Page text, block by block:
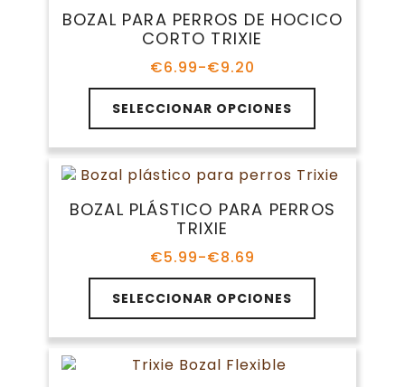
opciones
elegir
la
página
producto
BOZAL PARA PERROS DE HOCICO
CORTO TRIXIE
€6.99-€9.20
Rango
de
precios:
desde
€6.99
hasta
€9.20
SELECCIONAR OPCIONES
Este
producto
tiene
múltiples
variantes.
opciones
elegir
la
página
producto
BOZAL PLÁSTICO PARA PERROS
TRIXIE
€5.99-€8.69
Rango
de
precios:
desde
€5.99
hasta
€8.69
SELECCIONAR OPCIONES
Este
producto
tiene
múltiples
variantes.